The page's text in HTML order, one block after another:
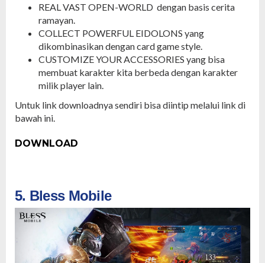
REAL VAST OPEN-WORLD dengan basis cerita
ramayan.
COLLECT POWERFUL EIDOLONS yang
dikombinasikan dengan card game style.
CUSTOMIZE YOUR ACCESSORIES yang bisa
membuat karakter kita berbeda dengan karakter
milik player lain.
Untuk link downloadnya sendiri bisa diintip melalui link di
bawah ini.
DOWNLOAD
5. Bless Mobile